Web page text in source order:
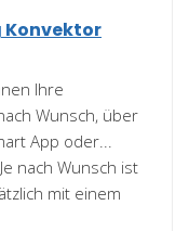
Konvektor
Ihre
Wunsch, über
App oder...
Wunsch ist
mit einem